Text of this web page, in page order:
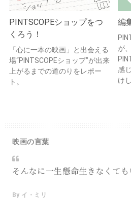
PINTSCOPEショップをつ
くろう！
「心に一本の映画」と出会える
場“PINTSCOPEショップ”が出来
上がるまでの道のりをレポー
ト。
編
が
感
け
映画の言葉
そんなに一生懸命生きなくても
By イ・ミリ